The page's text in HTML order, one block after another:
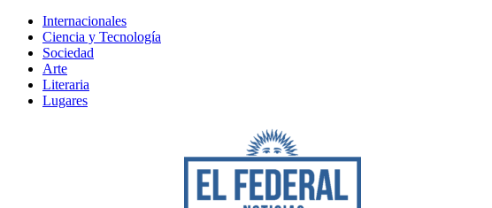
Internacionales
Ciencia y Tecnología
Sociedad
Arte
Literaria
Lugares